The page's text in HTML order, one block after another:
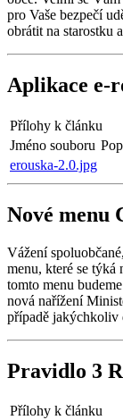
pro Vaše bezpečí
obrátit na starostku
Aplikace e-
Přílohy k článku
Jméno souboru
erouska-2.0.jpg
Nové menu
Vážení
menu, které se
tomto menu
nová nařížení
případě jakýchkoliv
Pravidlo 3 R
Přílohy k článku